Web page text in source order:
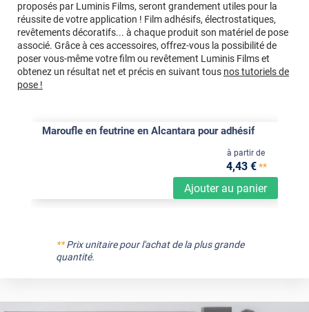
proposés par Luminis Films, seront grandement utiles pour la
réussite de votre application ! Film adhésifs, électrostatiques,
revêtements décoratifs... à chaque produit son matériel de pose
associé. Grâce à ces accessoires, offrez-vous la possibilité de
poser vous-même votre film ou revêtement Luminis Films et
obtenez un résultat net et précis en suivant tous nos tutoriels de
pose !
Maroufle en feutrine en Alcantara pour adhésif
Ajouter au panier
à partir de
4,43 €**
**Prix unitaire pour l'achat de la plus grande
quantité.